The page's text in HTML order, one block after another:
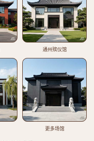
通州殡仪馆
更多场馆